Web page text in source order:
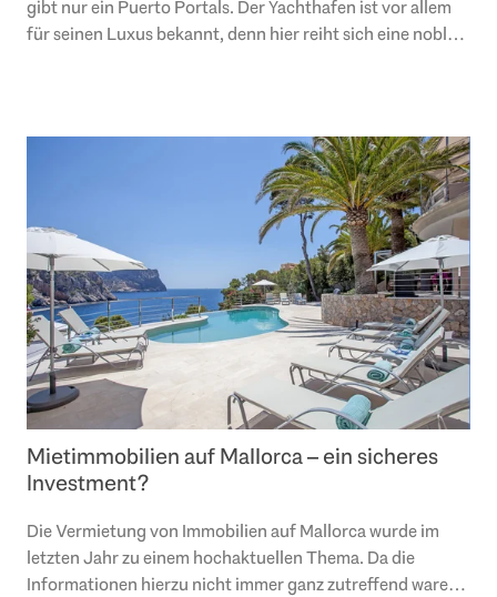
gibt nur ein Puerto Portals. Der Yachthafen ist vor allem
für seinen Luxus bekannt, denn hier reiht sich eine noble
Mietimmobilien auf Mallorca – ein sicheres
Investment?
Die Vermietung von Immobilien auf Mallorca wurde im
letzten Jahr zu einem hochaktuellen Thema. Da die
Informationen hierzu nicht immer ganz zutreffend waren,